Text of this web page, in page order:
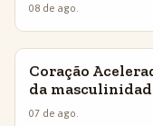
08 de ago.
INSIGHTS
Coração
da
07 de ago.